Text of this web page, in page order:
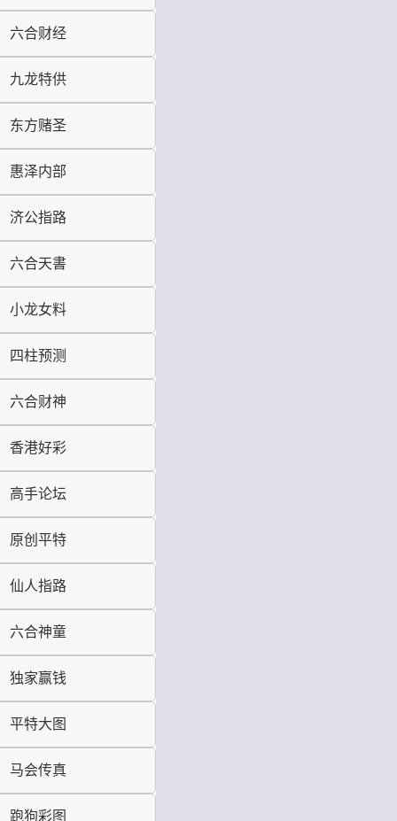
六合财经
九龙特供
东方赌圣
惠泽内部
济公指路
六合天書
小龙女料
四柱预测
六合财神
香港好彩
高手论坛
原创平特
仙人指路
六合神童
独家赢钱
平特大图
马会传真
跑狗彩图